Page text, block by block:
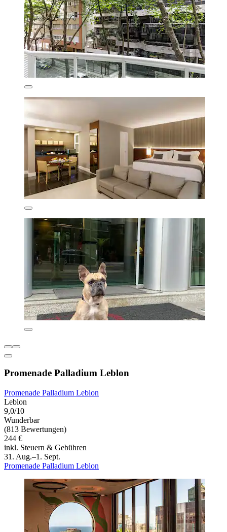
Promenade Palladium Leblon
Promenade Palladium Leblon
Leblon
9,0/10
Wunderbar
(813 Bewertungen)
244 €
inkl. Steuern & Gebühren
31. Aug.–1. Sept.
Promenade Palladium Leblon